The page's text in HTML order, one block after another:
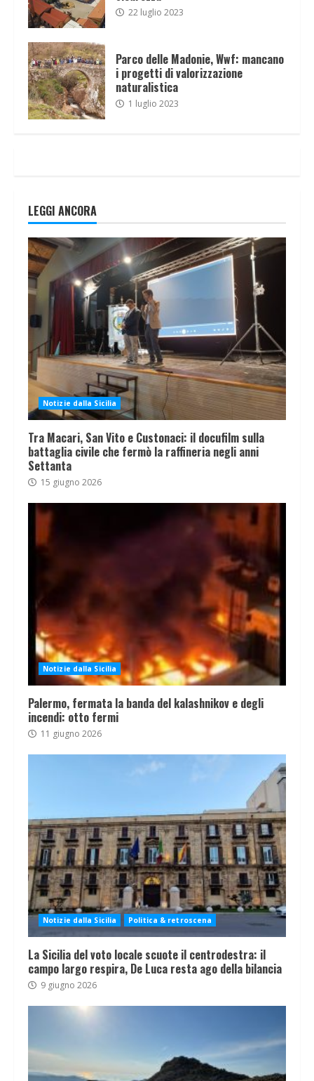
22 luglio 2023
Parco delle Madonie, Wwf: mancano
i progetti di valorizzazione
naturalistica
1 luglio 2023
LEGGI ANCORA
Notizie dalla Sicilia
Tra Macari, San Vito e Custonaci: il docufilm sulla
battaglia civile che fermò la raffineria negli anni
Settanta
15 giugno 2026
Notizie dalla Sicilia
Palermo, fermata la banda del kalashnikov e degli
incendi: otto fermi
11 giugno 2026
Notizie dalla Sicilia Politica & retroscena
La Sicilia del voto locale scuote il centrodestra: il
campo largo respira, De Luca resta ago della bilancia
9 giugno 2026